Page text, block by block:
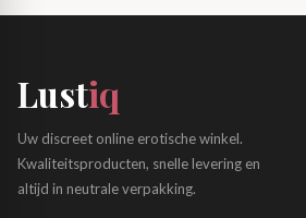
Lustiq
Uw discreet online erotische winkel.
Kwaliteitsproducten, snelle levering en
altijd in neutrale verpakking.